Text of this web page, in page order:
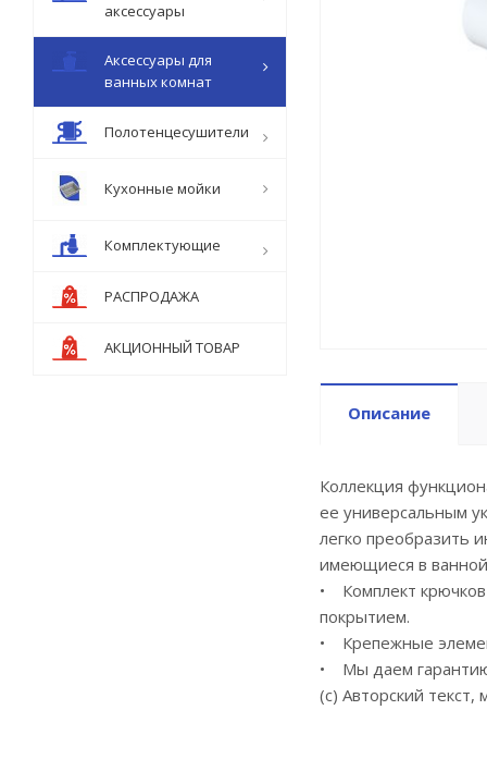
Описание
Коллекция
ее универсальным
легко преобразить
имеющиеся в ванной
• Комплект
покрытием.
• Крепежные
• Мы даем гарантию
(с) Авторский текст,
аксессуары
Аксессуары для
ванных комнат
Полотенцесушители
Кухонные мойки
Комплектующие
РАСПРОДАЖА
АКЦИОННЫЙ ТОВАР